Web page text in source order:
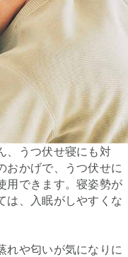
、うつ伏せ寝にも対
おかげで、うつ伏せに
用できます。寝姿勢が
は、入眠がしやすくな
れや匂いが気になりに